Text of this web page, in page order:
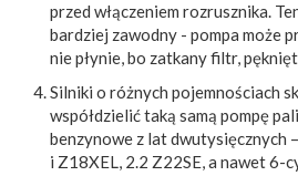
przed włączeniem rozrusznika.
bardziej zawodny - pompa może
nie płynie, bo zatkany filtr,
Silniki o różnych pojemnościach
współdzielić taką samą pompę
benzynowe z lat dwutysięcznych
i Z18XEL, 2.2 Z22SE, a nawet 6-